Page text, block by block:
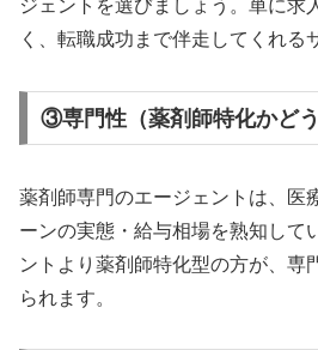
ジェントを選びましょう。単に求
く、転職成功まで伴走してくれる
③専門性（薬剤師特化かどう
薬剤師専門のエージェントは、医
ーンの実態・給与相場を熟知して
ントより薬剤師特化型の方が、専
られます。